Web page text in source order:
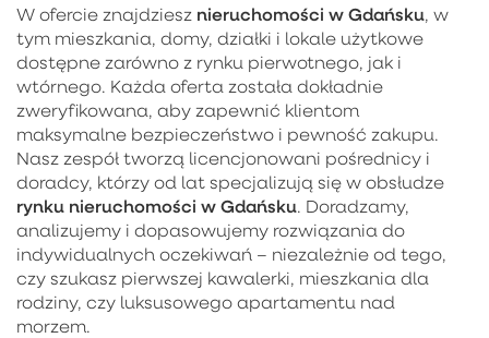
W ofercie znajdziesz nieruchomości w Gdańsku, w
tym mieszkania, domy, działki i lokale użytkowe
dostępne zarówno z rynku pierwotnego, jak i
wtórnego. Każda oferta została dokładnie
zweryfikowana, aby zapewnić klientom
maksymalne bezpieczeństwo i pewność zakupu.
Nasz zespół tworzą licencjonowani pośrednicy i
doradcy, którzy od lat specjalizują się w obsłudze
rynku nieruchomości w Gdańsku. Doradzamy,
analizujemy i dopasowujemy rozwiązania do
indywidualnych oczekiwań – niezależnie od tego,
czy szukasz pierwszej kawalerki, mieszkania dla
rodziny, czy luksusowego apartamentu nad
morzem.